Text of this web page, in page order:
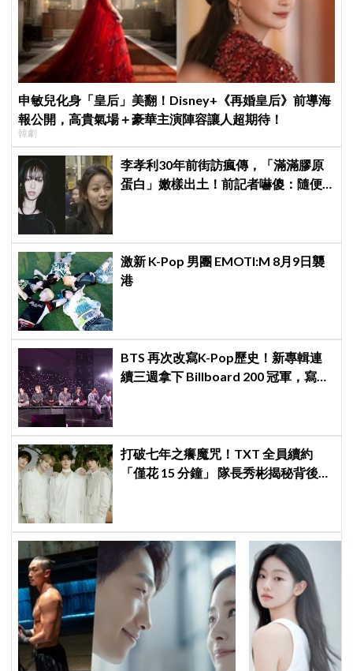
申敏兒化身「皇后」美翻！Disney+《再婚皇后》前導海
報公開，高貴氣場＋豪華主演陣容讓人超期待！
韓劇
李孝利30年前街訪瘋傳，「滿滿膠原
蛋白」嫩樣出土！前記者嚇傻：隨便
激新 K-Pop 男團 EMOTI:M 8月9日襲
港
BTS 再次改寫K-Pop歷史！新專輯連
續三週拿下 Billboard 200 冠軍，寫下
打破七年之癢魔咒！TXT 全員續約
「僅花 15 分鐘」 隊長秀彬揭秘背後原